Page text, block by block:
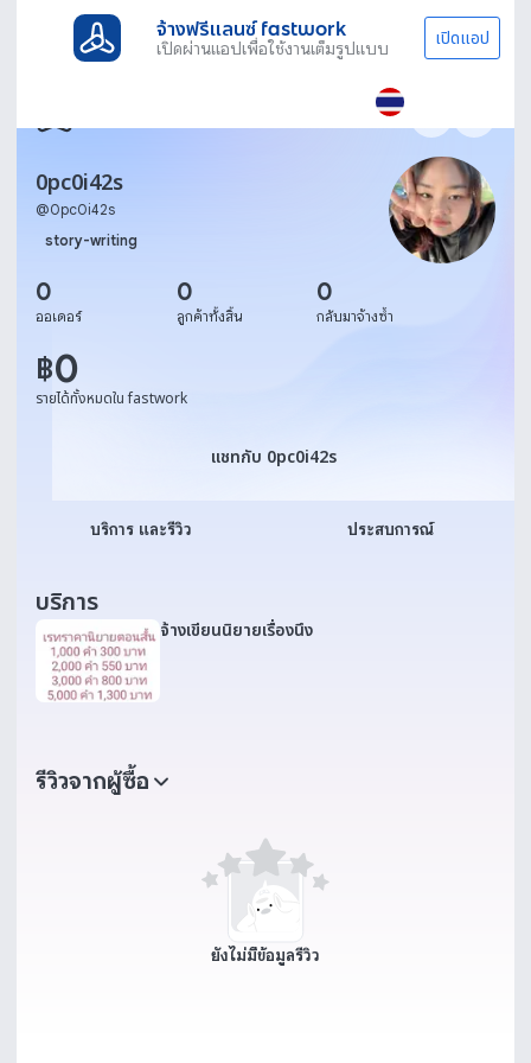
จ้างฟรีแลนซ์ fastwork
เปิดผ่านแอปเพื่อใช้งานเต็มรูปแบบ เปิดแอป
0pc0i42s
@0pc0i42s
story-writing
0
ออเดอร์
0
ลูกค้าทั้งสิ้น
0
กลับมาจ้างซ้ำ
฿0
รายได้ทั้งหมดใน fastwork
แชทกับ 0pc0i42s
แชทกับ 0pc0i42s
บริการ และรีวิว ประสบการณ์
บริการ
จ้างเขียนนิยายเรื่องนึง
รีวิวจากผู้ซื้อ
ยังไม่มีข้อมูลรีวิว